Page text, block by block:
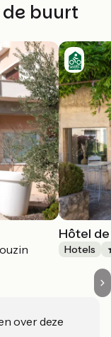
de buurt
Hôtel
Hotels
over deze